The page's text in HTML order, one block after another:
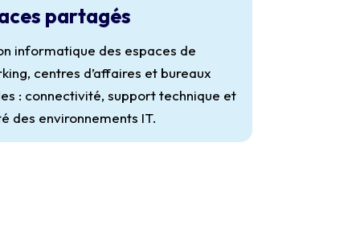
partagés
informatique des espaces de
centres d’affaires et bureaux
: connectivité, support technique et
des environnements IT.